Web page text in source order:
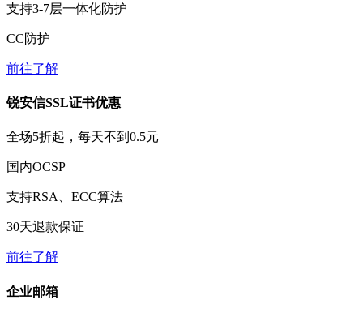
支持3-7层一体化防护
CC防护
前往了解
锐安信SSL证书优惠
全场5折起，每天不到 0.5元
国内OCSP
支持RSA、ECC算法
30天退款保证
前往了解
企业邮箱